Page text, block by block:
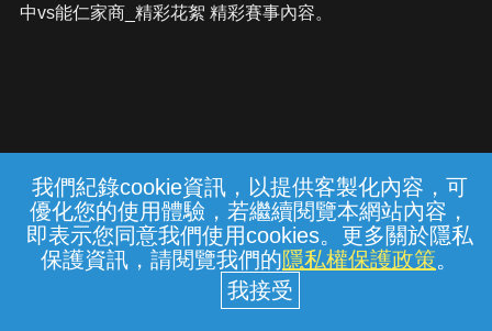
我們紀錄cookie資訊，以提供客製化內容，可
優化您的使用體驗，若繼續閱覽本網站內容，
即表示您同意我們使用cookies。更多關於隱私
保護資訊，請閱覽我們的隱私權保護政策。
中vs能仁家商_精彩花絮 精彩賽事內容。
常見問題 線上客服 服務條款 隱私權保護
中華電信股份有限公司個人家庭分公司
(統一編號：96979949) © 2026
{{notifyMsg}}